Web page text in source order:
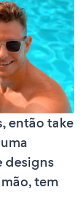
então take
designs
tem